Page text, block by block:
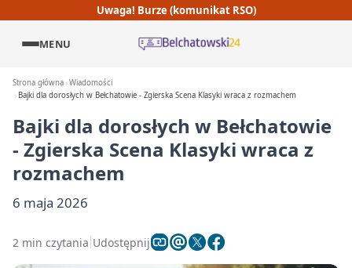
Uwaga! Burze (komunikat RSO)
MENU
Strona główna Wiadomości
Bajki dla dorosłych w Bełchatowie - Zgierska Scena Klasyki wraca z rozmachem
Bajki dla dorosłych w Bełchatowie
- Zgierska Scena Klasyki wraca z
rozmachem
6 maja 2026
2 min czytania Udostępnij